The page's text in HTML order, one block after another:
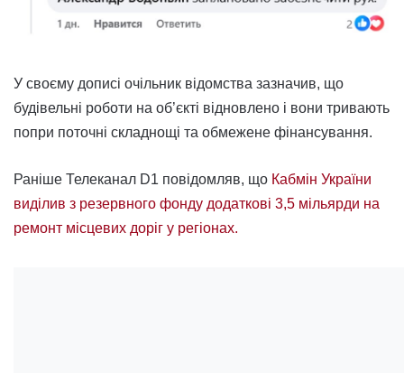
У своєму дописі очільник відомства зазначив, що
будівельні роботи на об’єкті відновлено і вони тривають
попри поточні складнощі та обмежене фінансування.
Раніше Телеканал D1 повідомляв, що Кабмін України
виділив з резервного фонду додаткові 3,5 мільярди на
ремонт місцевих доріг у регіонах.